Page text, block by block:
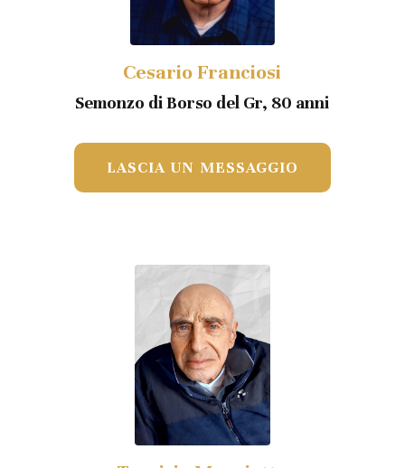
Cesario Franciosi
Semonzo di Borso del Gr, 80 anni
LASCIA UN MESSAGGIO